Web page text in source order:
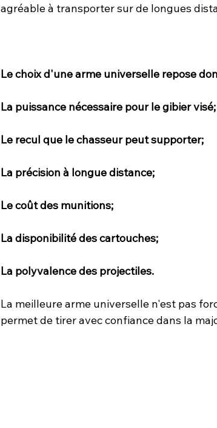
agréable à transporter sur de longues
Le choix d'une arme universelle repose
La puissance nécessaire pour le gibier visé;
Le recul que le chasseur peut supporter;
La précision à longue distance;
Le coût des munitions;
La disponibilité des cartouches;
La polyvalence des projectiles.
La meilleure arme universelle n'est pas
permet de tirer avec confiance dans la